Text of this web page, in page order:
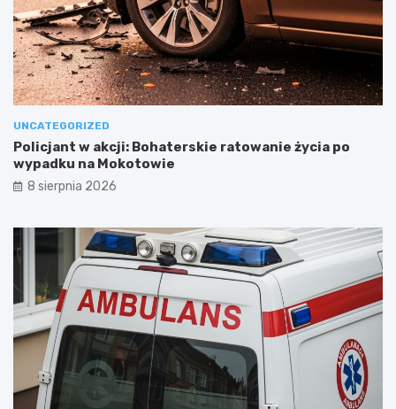
UNCATEGORIZED
Policjant w akcji: Bohaterskie ratowanie życia po
wypadku na Mokotowie
8 sierpnia 2026